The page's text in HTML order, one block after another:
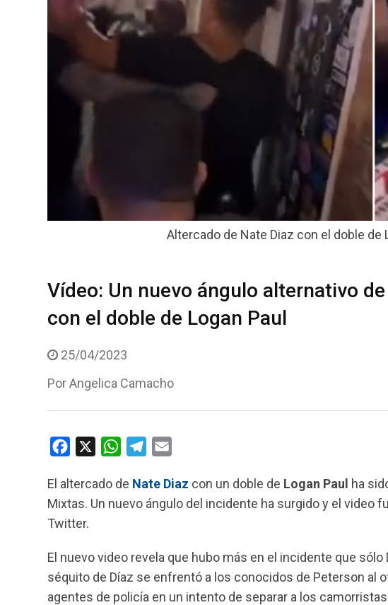
Altercado de Nate Diaz con el doble
Vídeo: Un nuevo ángulo alternativo
con el doble de Logan Paul
25/04/2023
PorAngelica Camacho
c
e
b
o
k
W
a
t
p
p
l
e
a
m
a
i
El altercado de Nate Diaz con un doble de Logan Paul ha
Mixtas. Un nuevo ángulo del incidente ha surgido y el video
Twitter.
El nuevo video revela que hubo más en el incidente que sólo
séquito de Díaz se enfrentó a los conocidos de Peterson al
agentes de policía en un intento de separar a los